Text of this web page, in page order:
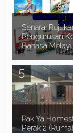
perlukan.. Adakah
seperti b...
Senarai
Pengurusan
Bahasa
Assalamualaikum
dahulu kami ingin
ke Blog
Pak Ya
Perak 2